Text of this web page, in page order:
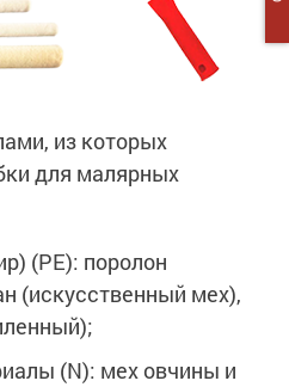
из которых
для малярных
(РЕ): поролон
(искусственный мех),
(N): мех овчины и